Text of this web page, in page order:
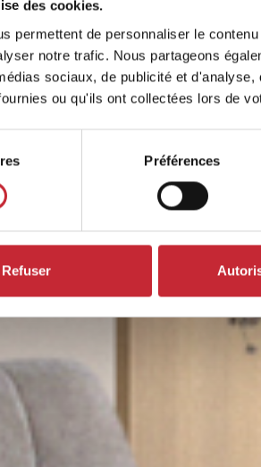
des cookies.
permettent de personnaliser le
notre trafic. Nous partageons
sociaux, de publicité et
ou qu'ils ont collectées lors de
Préférences
Refuser
» par